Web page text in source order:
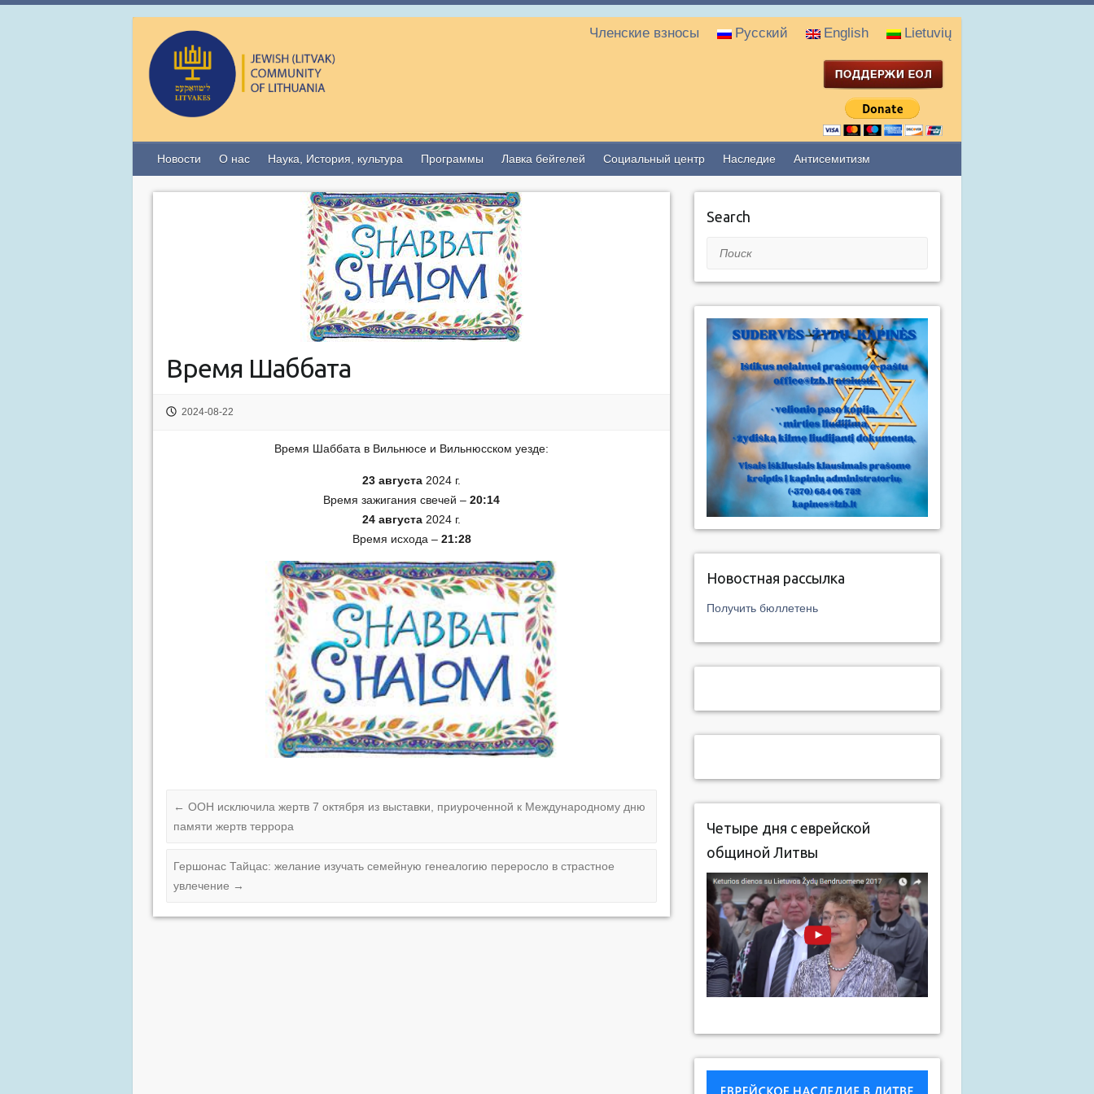
Членские взносы Русский English Lietuvių
Новости О нас Наука, История, культура Программы Лавка бейгелей Социальный центр Наследие Антисемитизм
Время Шаббата
2024-08-22
Время Шаббата в Вильнюсе и Вильнюсском уезде:
23 августа 2024 г.
Время зажигания свечей –20:14
24 августа 2024 г.
Время исхода – 21:28
← ООН исключила жертв 7 октября из выставки, приуроченной к Международному дню
памяти жертв террора
Гершонас Тайцас: желание изучать семейную генеалогию переросло в страстное
увлечение →
Search
Поиск
Новостная рассылка
Получить бюллетень
Четыре дня с еврейской
общиной Литвы